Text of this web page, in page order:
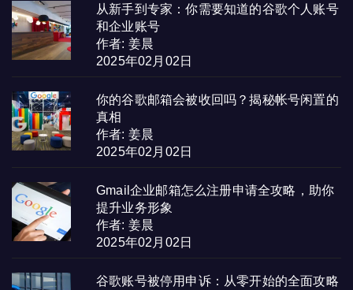
从新手到专家：你需要知道的谷歌个人账号
和企业账号
作者: 姜晨
2025年02月02日
你的谷歌邮箱会被收回吗？揭秘帐号闲置的
真相
作者: 姜晨
2025年02月02日
Gmail企业邮箱怎么注册申请全攻略，助你
提升业务形象
作者: 姜晨
2025年02月02日
谷歌账号被停用申诉：从零开始的全面攻略